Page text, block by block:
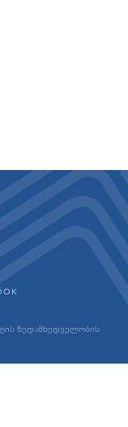
ზედამხედველობის